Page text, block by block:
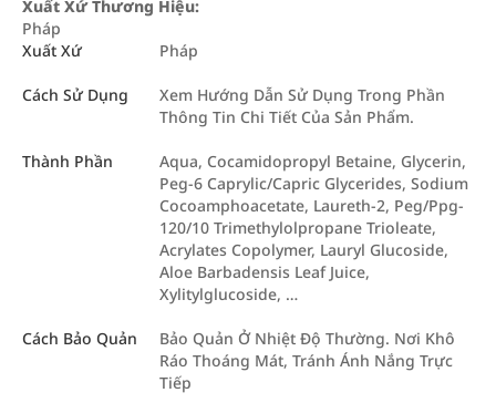
Xuất Xứ Thương Hiệu:
Pháp
Xuất Xứ
Pháp
Cách Sử Dụng
Xem Hướng Dẫn Sử Dụng Trong Phần
Thông Tin Chi Tiết Của Sản Phẩm.
Thành Phần
Aqua, Cocamidopropyl Betaine, Glycerin,
Peg-6 Caprylic/Capric Glycerides, Sodium
Cocoamphoacetate, Laureth-2, Peg/Ppg-
120/10 Trimethylolpropane Trioleate,
Acrylates Copolymer, Lauryl Glucoside,
Aloe Barbadensis Leaf Juice,
Xylitylglucoside, …
Cách Bảo Quản
Bảo Quản Ở Nhiệt Độ Thường. Nơi Khô
Ráo Thoáng Mát, Tránh Ánh Nắng Trực
Tiếp